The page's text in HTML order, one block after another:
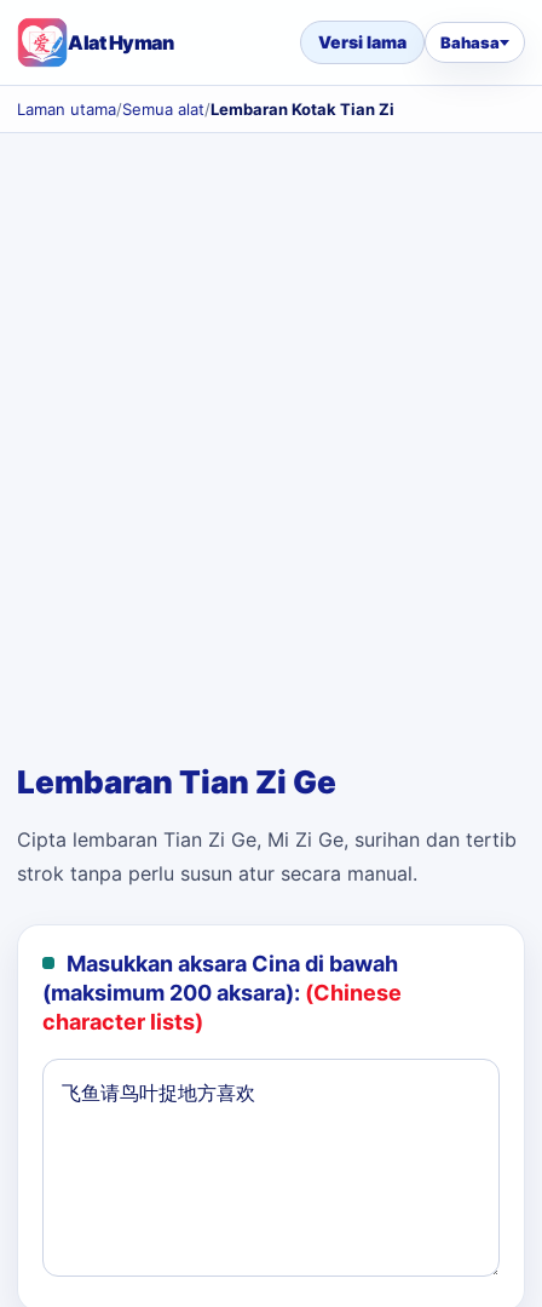
Alat Hyman Versi lama Bahasa
Laman utama/Semua alat/Lembaran Kotak Tian Zi
Lembaran Tian Zi Ge
Cipta lembaran Tian Zi Ge, Mi Zi Ge, surihan dan tertib
strok tanpa perlu susun atur secara manual.
Masukkan aksara Cina di bawah
(maksimum 200 aksara): (Chinese
character lists)